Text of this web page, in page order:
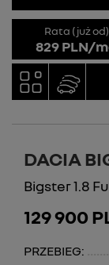
Rata (już od)
829 PLN/
DACIA
Bigster 1.8
129 900
PRZEBIEG: